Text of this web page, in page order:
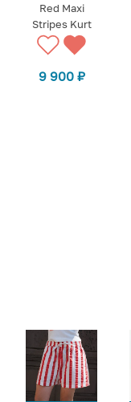
Red Maxi
Stripes Kurt
9 900 ₽